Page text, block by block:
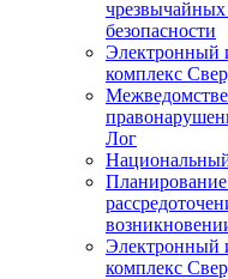
безопасности
Электронный
комплекс
Лог
Электронный
комплекс